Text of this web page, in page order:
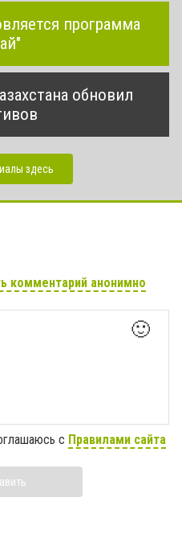
программа
обновил
здесь
комментарий анонимно
🙂
с Правилами сайта